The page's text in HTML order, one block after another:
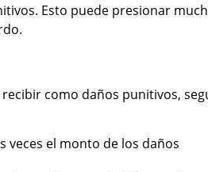
Esto puede presionar
como daños punitivos,
veces el monto de los daños